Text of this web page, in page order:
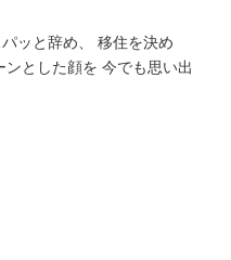
ッと辞め、 移住を決め
とした顔を 今でも思い出